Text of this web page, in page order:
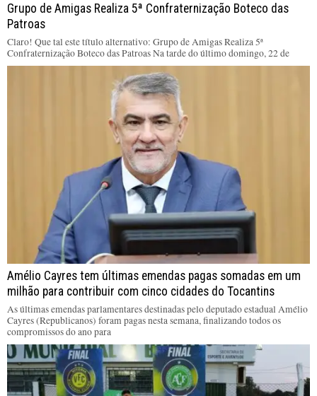
Grupo de Amigas Realiza 5ª Confraternização Boteco das
Patroas
Claro! Que tal este título alternativo: Grupo de Amigas Realiza 5ª
Confraternização Boteco das Patroas Na tarde do último domingo, 22 de
Amélio Cayres tem últimas emendas pagas somadas em um
milhão para contribuir com cinco cidades do Tocantins
As últimas emendas parlamentares destinadas pelo deputado estadual Amélio
Cayres (Republicanos) foram pagas nesta semana, finalizando todos os
compromissos do ano para